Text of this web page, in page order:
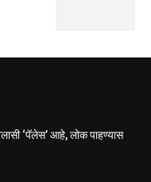
‘पॅलेस’ आहे, लोक पाहण्यास